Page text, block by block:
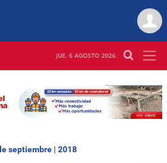
JUE. 6 AGOSTO 2026
septiembre | 2018